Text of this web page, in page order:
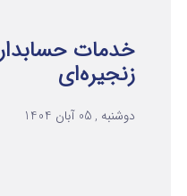
خدمات
زنجیره‌ای
دوشنبه , 05 آبان 1404